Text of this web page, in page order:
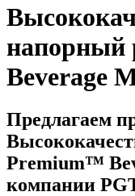
напорный
Beverage
Предлагаем
Premium™
компании